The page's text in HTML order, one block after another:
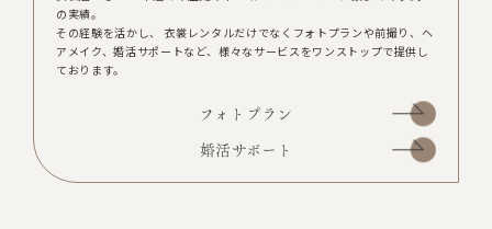
の実績。
その経験を活かし、 衣裳レンタルだけでなくフォトプランや前撮り、ヘ
アメイク、婚活サポートなど、様々なサービスをワンストップで提供し
ております。
フォトプラン
婚活サポート